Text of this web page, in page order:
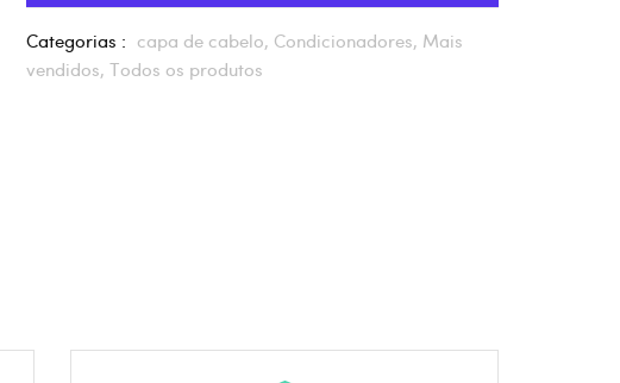
Categorias : capa de cabelo, Condicionadores, Mais
vendidos, Todos os produtos